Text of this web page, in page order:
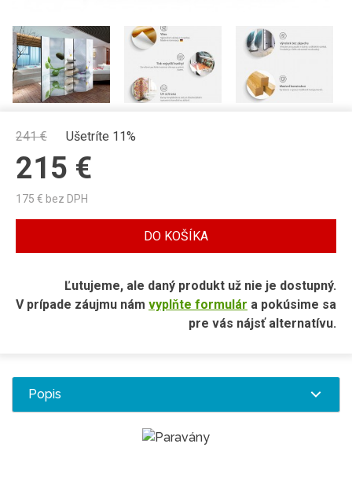
241€ Ušetríte 11%
215 €
175 € bez DPH
DO KOŠÍKA
Ľutujeme, ale daný produkt už nie je dostupný.
V prípade záujmu nám vyplňte formulár a pokúsime sa
pre vás nájsť alternatívu.
Popis